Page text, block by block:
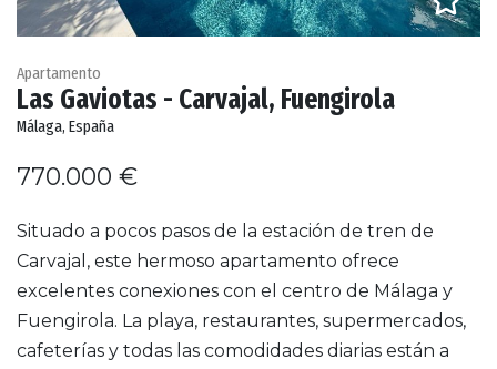
Apartamento
Las Gaviotas - Carvajal, Fuengirola
Málaga, España
770.000 €
Situado a pocos pasos de la estación de tren de
Carvajal, este hermoso apartamento ofrece
excelentes conexiones con el centro de Málaga y
Fuengirola. La playa, restaurantes, supermercados,
cafeterías y todas las comodidades diarias están a